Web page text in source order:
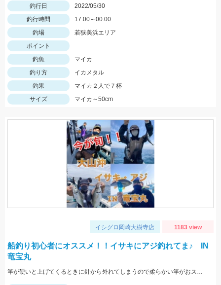
釣行日
2022/05/30
釣行時間
17:00～00:00
釣場
若狭美浜エリア
ポイント
釣魚
マイカ
釣り方
イカメタル
釣果
マイカ２人で７杯
サイズ
マイカ～50cm
イシグロ岡崎大樹寺店 1183 view
船釣り初心者にオススメ！！イサキにアジ釣れてま♪ IN
竜宝丸
竿が硬いと上げてくるときに針から外れてしまうので柔らかい竿がおススメです！